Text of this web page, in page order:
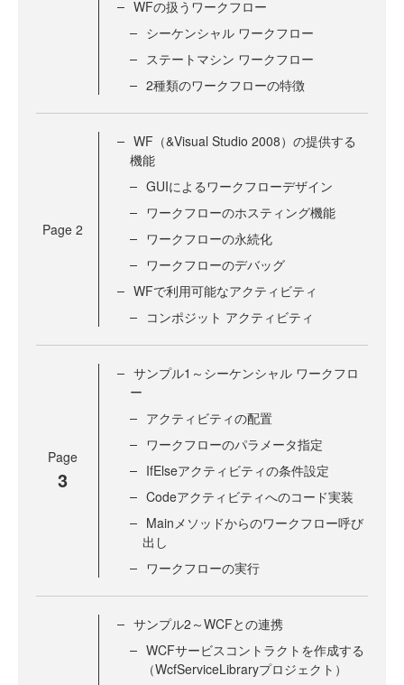
WFの扱うワークフロー
シーケンシャル ワークフロー
ステートマシン ワークフロー
2種類のワークフローの特徴
Page 2
WF（&Visual Studio 2008）の提供する
機能
GUIによるワークフローデザイン
ワークフローのホスティング機能
ワークフローの永続化
ワークフローのデバッグ
WFで利用可能なアクティビティ
コンポジット アクティビティ
Page
3
サンプル1～シーケンシャル ワークフロ
ー
アクティビティの配置
ワークフローのパラメータ指定
IfElseアクティビティの条件設定
Codeアクティビティへのコード実装
Mainメソッドからのワークフロー呼び
出し
ワークフローの実行
サンプル2～WCFとの連携
WCFサービスコントラクトを作成する
（WcfServiceLibraryプロジェクト）